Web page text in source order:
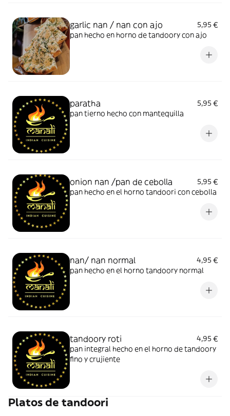
garlic nan / nan con ajo
5,95 €
pan hecho en horno de tandoory con ajo
paratha
5,95 €
pan tierno hecho con mantequilla
onion nan /pan de cebolla
5,95 €
pan hecho en el horno tandoori con cebolla
nan/ nan normal
4,95 €
pan hecho en el horno tandoory normal
tandoory roti
4,95 €
pan integral hecho en el horno de tandoory
fino y crujiente
Platos de tandoori